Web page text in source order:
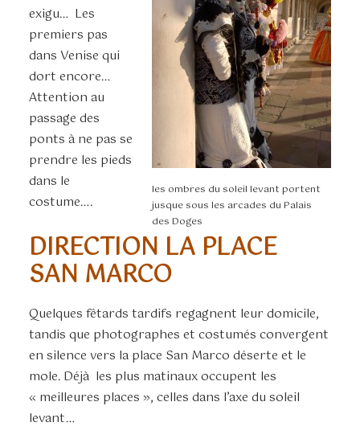
les ombres du soleil levant portent
jusque sous les arcades du Palais
des Doges
exigu… Les
premiers pas
dans Venise qui
dort encore…
Attention au
passage des
ponts à ne pas se
prendre les pieds
dans le
costume….
DIRECTION LA PLACE
SAN MARCO
Quelques fêtards tardifs regagnent leur domicile,
tandis que photographes et costumés convergent
en silence vers la place San Marco déserte et le
mole. Déjà les plus matinaux occupent les
« meilleures places », celles dans l’axe du soleil
levant…